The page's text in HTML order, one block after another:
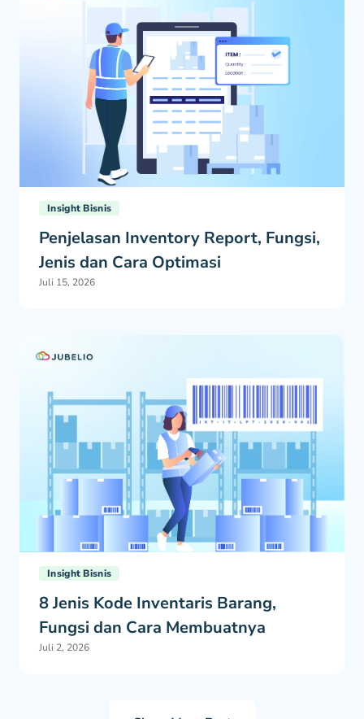
Insight Bisnis
Penjelasan Inventory Report, Fungsi,
Jenis dan Cara Optimasi
Juli 15, 2026
Insight Bisnis
8 Jenis Kode Inventaris Barang,
Fungsi dan Cara Membuatnya
Juli 2, 2026